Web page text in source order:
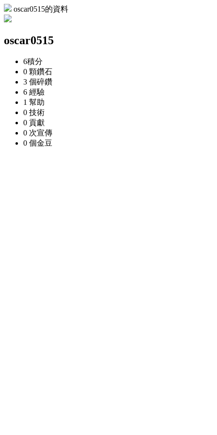
oscar0515的資料
oscar0515
6積分
0 顆鑽石
3 個碎鑽
6 經驗
1 幫助
0 技術
0 貢獻
0 次宣傳
0 個金豆